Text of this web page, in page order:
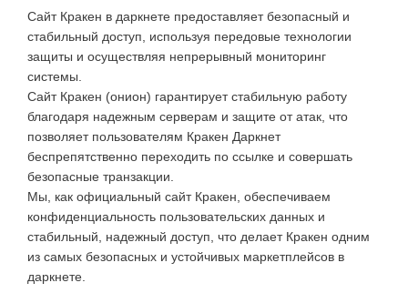
Сайт Кракен в даркнете предоставляет безопасный и
стабильный доступ, используя передовые технологии
защиты и осуществляя непрерывный мониторинг
системы.
Сайт Кракен (онион) гарантирует стабильную работу
благодаря надежным серверам и защите от атак, что
позволяет пользователям Кракен Даркнет
беспрепятственно переходить по ссылке и совершать
безопасные транзакции.
Мы, как официальный сайт Кракен, обеспечиваем
конфиденциальность пользовательских данных и
стабильный, надежный доступ, что делает Кракен одним
из самых безопасных и устойчивых маркетплейсов в
даркнете.